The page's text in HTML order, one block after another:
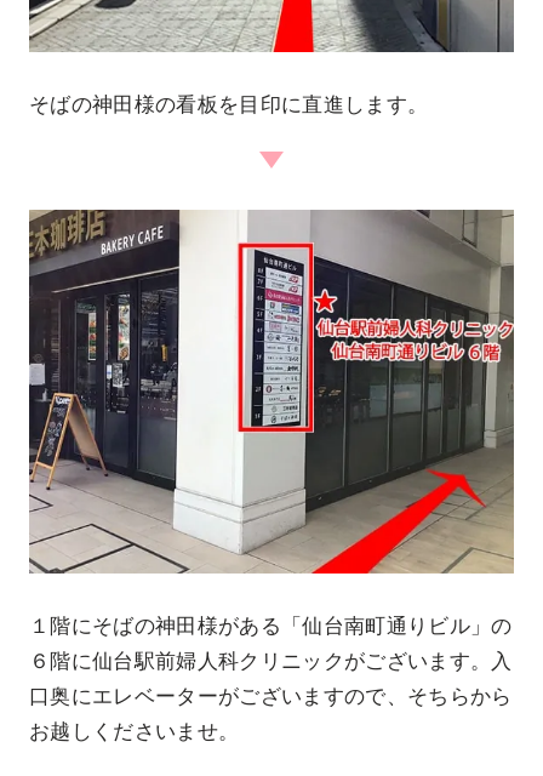
そばの神田様の看板を目印に直進します。
１階にそばの神田様がある「仙台南町通りビル」の
６階に仙台駅前婦人科クリニックがございます。入
口奥にエレベーターがございますので、そちらから
お越しくださいませ。